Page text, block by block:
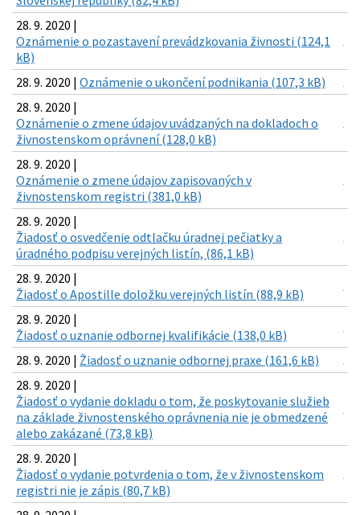
28. 9. 2020 |
Oznámenie o pozastavení prevádzkovania živnosti (124,1
kB)
28. 9. 2020 | Oznámenie o ukončení podnikania (107,3 kB)
28. 9. 2020 |
Oznámenie o zmene údajov uvádzaných na dokladoch o
živnostenskom oprávnení (128,0 kB)
28. 9. 2020 |
Oznámenie o zmene údajov zapisovaných v
živnostenskom registri (381,0 kB)
28. 9. 2020 |
Žiadosť o osvedčenie odtlačku úradnej pečiatky a
úradného podpisu verejných listín, (86,1 kB)
28. 9. 2020 |
Žiadosť o Apostille doložku verejných listín (88,9 kB)
28. 9. 2020 |
Žiadosť o uznanie odbornej kvalifikácie (138,0 kB)
28. 9. 2020 | Žiadosť o uznanie odbornej praxe (161,6 kB)
28. 9. 2020 |
Žiadosť o vydanie dokladu o tom, že poskytovanie služieb
na základe živnostenského oprávnenia nie je obmedzené
alebo zakázané (73,8 kB)
28. 9. 2020 |
Žiadosť o vydanie potvrdenia o tom, že v živnostenskom
registri nie je zápis (80,7 kB)